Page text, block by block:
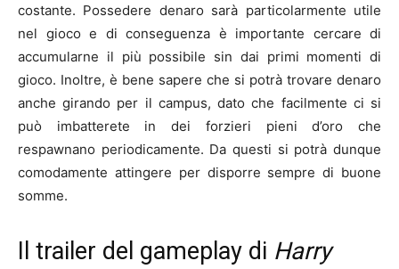
costante. Possedere denaro sarà particolarmente utile
nel gioco e di conseguenza è importante cercare di
accumularne il più possibile sin dai primi momenti di
gioco. Inoltre, è bene sapere che si potrà trovare denaro
anche girando per il campus, dato che facilmente ci si
può imbatterete in dei forzieri pieni d’oro che
respawnano periodicamente. Da questi si potrà dunque
comodamente attingere per disporre sempre di buone
somme.
Il trailer del gameplay di Harry